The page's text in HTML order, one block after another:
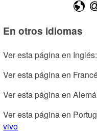
En otros idiomas
Ver esta página en Inglés:
Ver esta página en
Ver esta página en
Ver esta página en
vivo